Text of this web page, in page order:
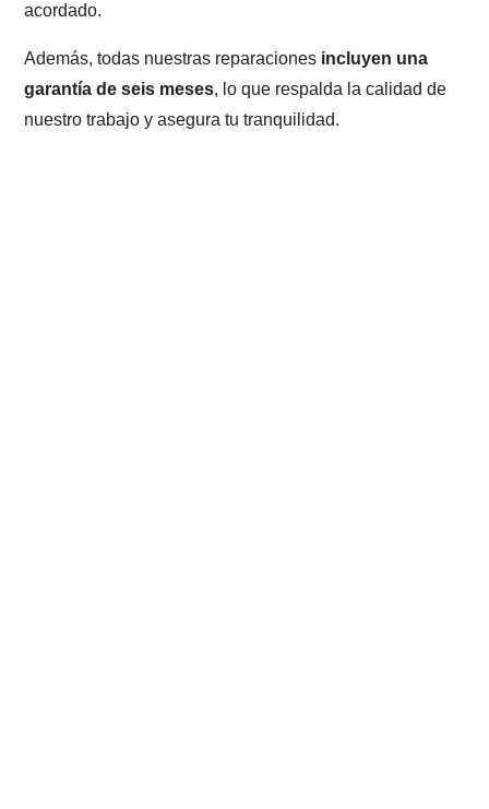
acordado.
Además, todas nuestras reparaciones incluyen una
garantía de seis meses, lo que respalda la calidad de
nuestro trabajo y asegura tu tranquilidad.